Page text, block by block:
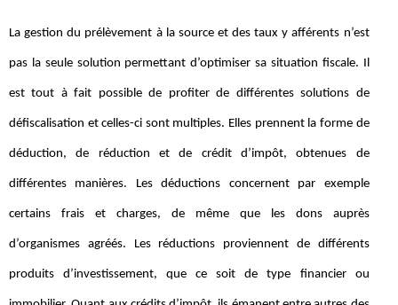
La gestion du prélèvement à la source et des taux y afférents n’est
pas la seule solution permettant d’optimiser sa situation fiscale. Il
est tout à fait possible de profiter de différentes solutions de
défiscalisation et celles-ci sont multiples. Elles prennent la forme de
déduction, de réduction et de crédit d’impôt, obtenues de
différentes manières. Les déductions concernent par exemple
certains frais et charges, de même que les dons auprès
d’organismes agréés. Les réductions proviennent de différents
produits d’investissement, que ce soit de type financier ou